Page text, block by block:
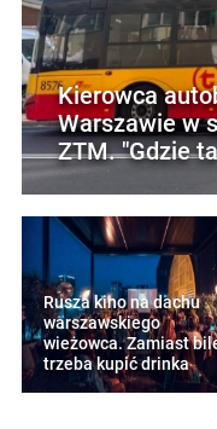
Kierowca
Warszawie w
ZTM. "Gdzie
Rusza kino na dachu
warszawskiego
wieżowca. Zamiast
trzeba kupić drinka